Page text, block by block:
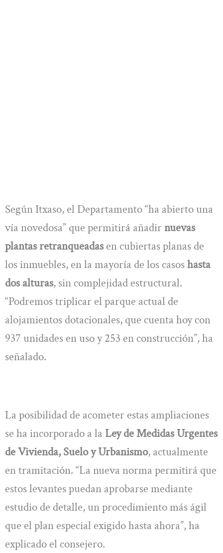
Según Itxaso, el Departamento “ha abierto una
vía novedosa” que permitirá añadirnuevas
plantas retranqueadasen cubiertas planas de
los inmuebles, en la mayoría de los casoshasta
dos alturas, sin complejidad estructural.
“Podremos triplicar el parque actual de
alojamientos dotacionales, que cuenta hoy con
937 unidades en uso y 253 en construcción”, ha
señalado.
La posibilidad de acometer estas ampliaciones
se ha incorporado a la Ley de Medidas Urgentes
de Vivienda, Suelo y Urbanismo, actualmente
en tramitación. “La nueva norma permitirá que
estos levantes puedan aprobarse mediante
estudio de detalle, un procedimiento más ágil
que el plan especial exigido hasta ahora”, ha
explicado el consejero.